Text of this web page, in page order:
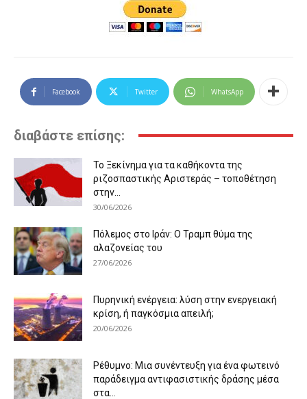
Facebook Twitter WhatsApp
διαβάστε επίσης:
Το Ξεκίνημα για τα καθήκοντα της
ριζοσπαστικής Αριστεράς – τοποθέτηση
στην...
30/06/2026
Πόλεμος στο Ιράν: Ο Τραμπ θύμα της
αλαζονείας του
27/06/2026
Πυρηνική ενέργεια: λύση στην ενεργειακή
κρίση, ή παγκόσμια απειλή;
20/06/2026
Ρέθυμνο: Μια συνέντευξη για ένα φωτεινό
παράδειγμα αντιφασιστικής δράσης μέσα
στα...